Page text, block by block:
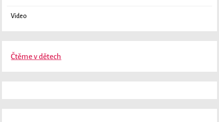
Video
Čtěme v dětech